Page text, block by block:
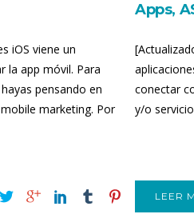
iOS viene un
la app móvil. Para
pensando en
marketing. Por
Apps,
conectar
y/o
LEER